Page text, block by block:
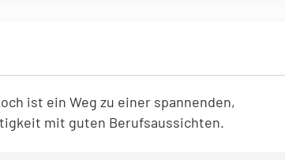
ist ein Weg zu einer spannenden,
mit guten Berufsaussichten.
des Benutzers